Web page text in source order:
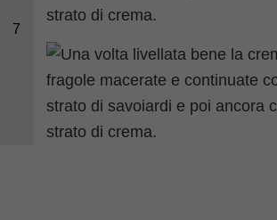
7
strato di crema.